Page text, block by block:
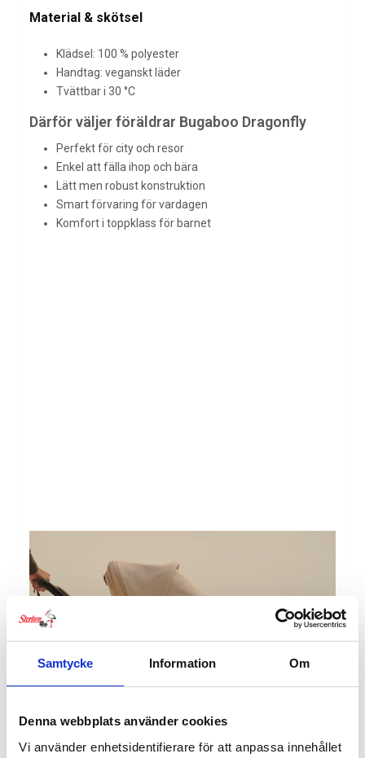
Samtycke Information Om
Denna webbplats använder cookies
Vi använder enhetsidentifierare för att anpassa innehållet
Material & skötsel
Klädsel: 100 % polyester
Handtag: veganskt läder
Tvättbar i 30 °C
Därför väljer föräldrar Bugaboo Dragonfly
Perfekt för city och resor
Enkel att fälla ihop och bära
Lätt men robust konstruktion
Smart förvaring för vardagen
Komfort i toppklass för barnet